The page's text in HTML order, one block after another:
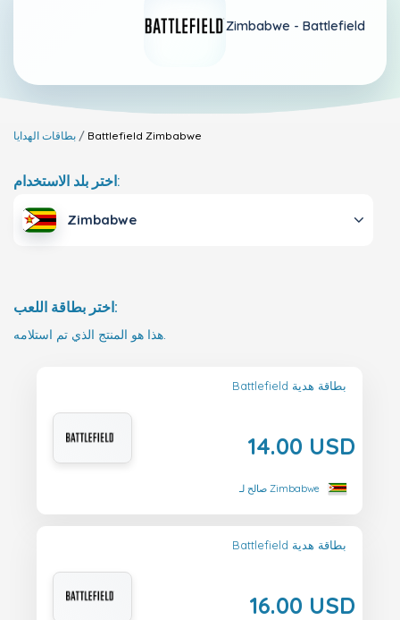
Zimbabwe - Battlefield
بطاقات الهدايا Battlefield Zimbabwe
اختر بلد الاستخدام:
Zimbabwe
اختر بطاقة اللعب:
هذا هو المنتج الذي تم استلامه.
Battlefield بطاقة هدية
14.00 USD
صالح لـ Zimbabwe
Battlefield بطاقة هدية
16.00 USD